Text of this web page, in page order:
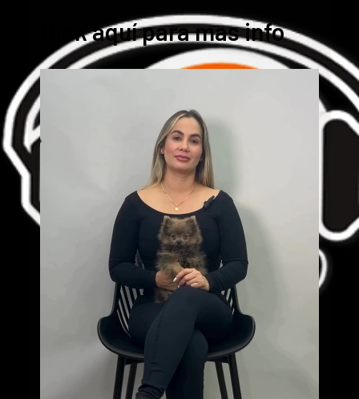
Cick aquí para mas info